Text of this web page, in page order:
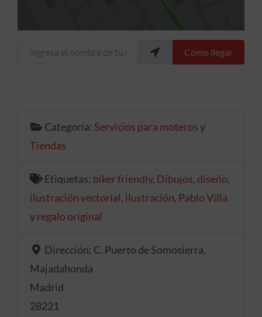
Ingresa el nombre de tu ubicación Cómo llegar
Categoría: Servicios para moterosy
Tiendas
Etiquetas: biker friendly, Dibujos, diseño,
ilustración vectorial, ilustración, Pablo Villa
yregalo original
Dirección: C. Puerto de Somosierra,
Majadahonda
Madrid
28221